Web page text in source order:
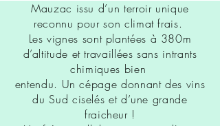
Mauzac issu d’un terroir unique
reconnu pour son climat frais.
Les vignes sont plantées à 380m
d’altitude et travaillées sans intrants
chimiques bien
entendu. Un cépage donnant des vins
du Sud ciselés et d’une grande
fraicheur !